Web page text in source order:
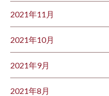
2021年11月
2021年10月
2021年9月
2021年8月